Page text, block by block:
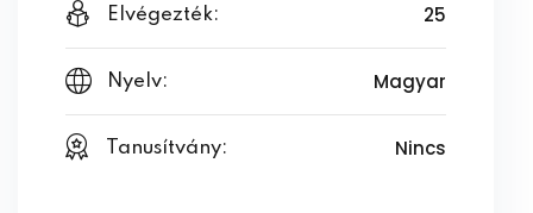
Elvégezték: 25
Nyelv: Magyar
Tanusítvány: Nincs